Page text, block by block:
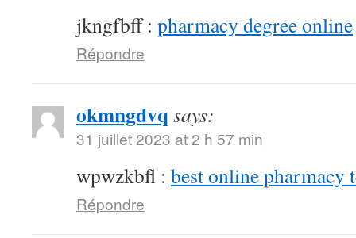
jkngfbff : pharmacy degree online
Répondre
okmngdvq says:
31 juillet 2023 at 2 h 57 min
wpwzkbfl : best online pharmacy
Répondre